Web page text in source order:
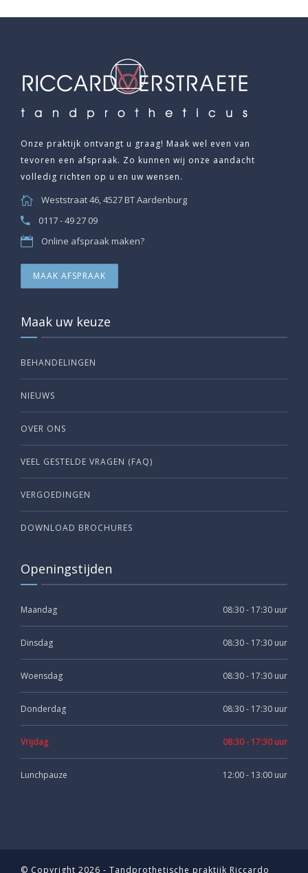
Onze praktijk ontvangt u graag! Maak wel even van
tevoren een afspraak. Zo kunnen wij onze aandacht
volledig richten op u en uw wensen.
Weststraat 46, 4527 BT Aardenburg
0117 - 49 27 09
Online afspraak maken?
MAAK AFSPRAAK
Maak uw keuze
BEHANDELINGEN
NIEUWS
OVER ONS
VEEL GESTELDE VRAGEN (FAQ)
VERGOEDINGEN
DOWNLOAD BROCHURES
Openingstijden
Maandag 08:30 - 17:30 uur
Dinsdag 08:30 - 17:30 uur
Woensdag 08:30 - 17:30 uur
Donderdag 08:30 - 17:30 uur
Vrijdag 08:30 - 17:30 uur
Lunchpauze 12:00 - 13:00 uur
© Copyright 2026 - Tandprothetische praktijk Riccardo